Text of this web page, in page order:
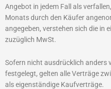
Angebot in jedem Fall als
Monats durch den Käufer
angegeben, verstehen sich die in
zuzüglich MwSt.
Sofern nicht ausdrücklich anders
festgelegt, gelten alle Verträge
als eigenständige Kaufverträge.